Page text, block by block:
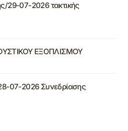
29-07-2026 τακτικής
ΕΞΟΠΛΙΣΜΟΥ
07-2026 Συνεδρίασης